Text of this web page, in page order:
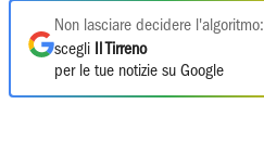
Non lasciare decidere l'algoritmo:
scegli
Il Tirreno
per le tue notizie su Google